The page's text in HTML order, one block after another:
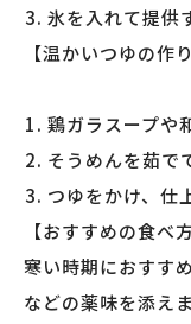
氷を入れて提供
【温かいつゆの作
鶏ガラスープや
そうめんを茹で
つゆをかけ、仕
【おすすめの食べ
寒い時期におすす
などの薬味を添え